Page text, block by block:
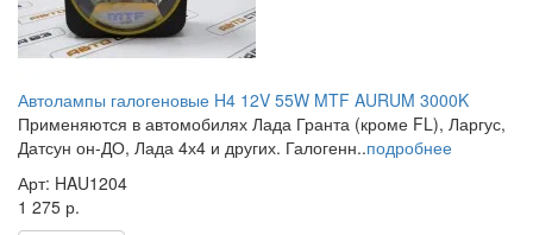
Автолампы галогеновые H4 12V 55W MTF AURUM 3000K
Применяются в автомобилях Лада Гранта (кроме FL), Ларгус,
Датсун он-ДО, Лада 4х4 и других. Галогенн..подробнее
Арт: HAU1204
1 275 р.